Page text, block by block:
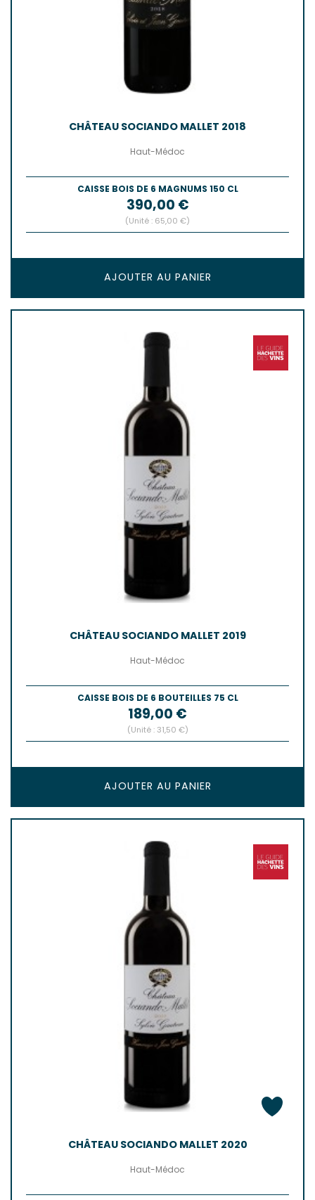
CHÂTEAU SOCIANDO MALLET 2018
Haut-Médoc
CAISSE BOIS DE 6 MAGNUMS 150 CL
Prix
390,00 €
(Unité : 65,00 €)
AJOUTER AU PANIER
CHÂTEAU SOCIANDO MALLET 2019
Haut-Médoc
CAISSE BOIS DE 6 BOUTEILLES 75 CL
Prix
189,00 €
(Unité : 31,50 €)
AJOUTER AU PANIER
CHÂTEAU SOCIANDO MALLET 2020
Haut-Médoc